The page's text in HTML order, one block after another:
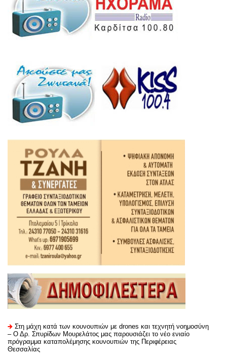
Στη μάχη κατά των κουνουπιών με drones και τεχνητή νοημοσύνη
– Ο Δρ. Σπυρίδων Μουρελάτος μας παρουσιάζει το νέο ενιαίο
πρόγραμμα καταπολέμησης κουνουπιών της Περιφέρειας
Θεσσαλίας